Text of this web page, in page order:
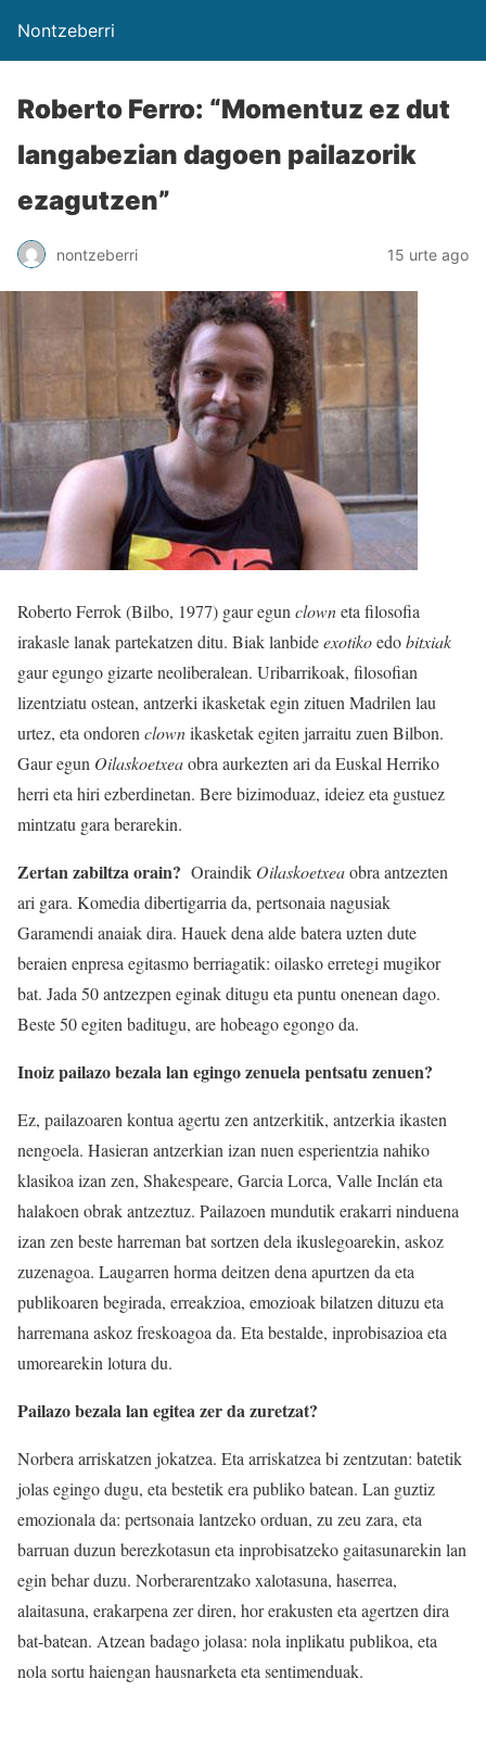
Nontzeberri
Roberto Ferro: “Momentuz ez dut
langabezian dagoen pailazorik
ezagutzen”
nontzeberri 15 urte ago
Roberto Ferrok (Bilbo, 1977) gaur egun clowneta filosofia
irakasle lanak partekatzen ditu. Biak lanbideexotikoedobitxiak
gaur egungo gizarte neoliberalean. Uribarrikoak, filosofian
lizentziatu ostean, antzerki ikasketak egin zituen Madrilen lau
urtez, eta ondoren clownikasketak egiten jarraitu zuen Bilbon.
Gaur egun Oilaskoetxeaobra aurkezten ari da Euskal Herriko
herri eta hiri ezberdinetan. Bere bizimoduaz, ideiez eta gustuez
mintzatu gara berarekin.
Zertan zabiltza orain? Oraindik Oilaskoetxeaobra antzezten
ari gara. Komedia dibertigarria da, pertsonaia nagusiak
Garamendi anaiak dira. Hauek dena alde batera uzten dute
beraien enpresa egitasmo berriagatik: oilasko erretegi mugikor
bat. Jada 50 antzezpen eginak ditugu eta puntu onenean dago.
Beste 50 egiten baditugu, are hobeago egongo da.
Inoiz pailazo bezala lan egingo zenuela pentsatu zenuen?
Ez, pailazoaren kontua agertu zen antzerkitik, antzerkia ikasten
nengoela. Hasieran antzerkian izan nuen esperientzia nahiko
klasikoa izan zen, Shakespeare, Garcia Lorca, Valle Inclán eta
halakoen obrak antzeztuz. Pailazoen mundutik erakarri ninduena
izan zen beste harreman bat sortzen dela ikuslegoarekin, askoz
zuzenagoa. Laugarren horma deitzen dena apurtzen da eta
publikoaren begirada, erreakzioa, emozioak bilatzen dituzu eta
harremana askoz freskoagoa da. Eta bestalde, inprobisazioa eta
umorearekin lotura du.
Pailazo bezala lan egitea zer da zuretzat?
Norbera arriskatzen jokatzea. Eta arriskatzea bi zentzutan: batetik
jolas egingo dugu, eta bestetik era publiko batean. Lan guztiz
emozionala da: pertsonaia lantzeko orduan, zu zeu zara, eta
barruan duzun berezkotasun eta inprobisatzeko gaitasunarekin lan
egin behar duzu. Norberarentzako xalotasuna, haserrea,
alaitasuna, erakarpena zer diren, hor erakusten eta agertzen dira
bat-batean. Atzean badago jolasa: nola inplikatu publikoa, eta
nola sortu haiengan hausnarketa eta sentimenduak.